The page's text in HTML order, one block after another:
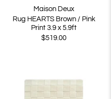
Maison Deux
Rug HEARTS Brown / Pink
Print 3.9 x 5.9ft
$519.00